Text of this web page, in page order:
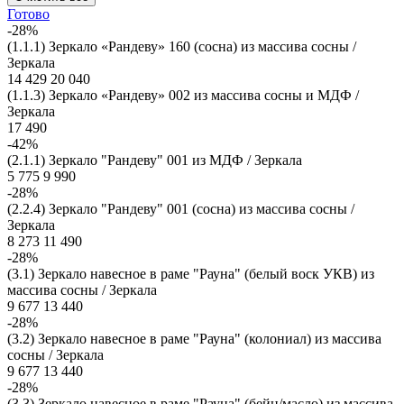
Готово
-28%
(1.1.1) Зеркало «Рандеву» 160 (сосна) из массива сосны /
Зеркала
14 429 20 040
(1.1.3) Зеркало «Рандеву» 002 из массива сосны и МДФ /
Зеркала
17 490
-42%
(2.1.1) Зеркало "Рандеву" 001 из МДФ / Зеркала
5 775 9 990
-28%
(2.2.4) Зеркало "Рандеву" 001 (сосна) из массива сосны /
Зеркала
8 273 11 490
-28%
(3.1) Зеркало навесное в раме "Рауна" (белый воск УКВ) из
массива сосны / Зеркала
9 677 13 440
-28%
(3.2) Зеркало навесное в раме "Рауна" (колониал) из массива
сосны / Зеркала
9 677 13 440
-28%